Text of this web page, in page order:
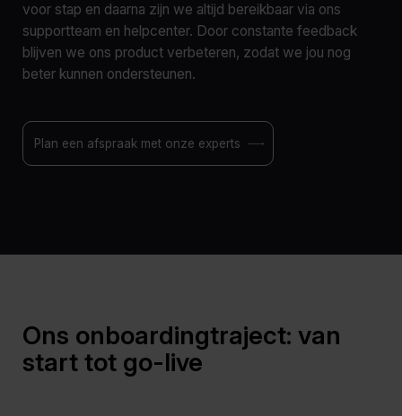
voor stap en daarna zijn we altijd bereikbaar via ons
supportteam en helpcenter. Door constante feedback
blijven we ons product verbeteren, zodat we jou nog
beter kunnen ondersteunen.
Plan een afspraak met onze experts
Ons onboardingtraject: van
start tot go-live